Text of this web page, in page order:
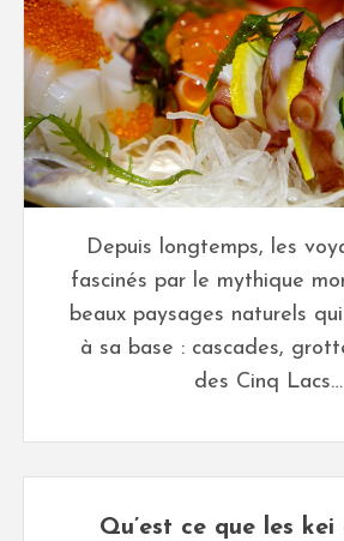
Depuis longtemps, les
fascinés par le mythique
beaux paysages naturels
à sa base : cascades,
des Cinq Lacs…
Qu’est ce que les kei